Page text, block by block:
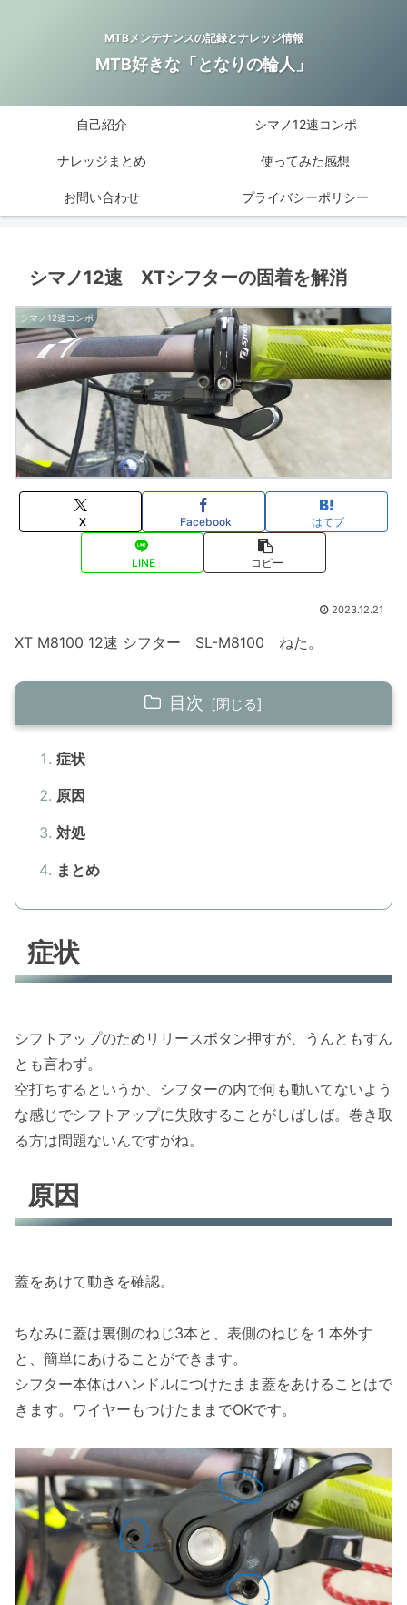
MTBメンテナンスの記録とナレッジ情報
MTB好きな「となりの輪人」
自己紹介 シマノ12速コンポ
ナレッジまとめ 使ってみた感想
お問い合わせ プライバシーポリシー
シマノ12速 XTシフターの固着を解消
シマノ12速コンポ
X Facebook はてブ
LINE コピー
2023.12.21
XT M8100 12速 シフター SL-M8100 ねた。
目次
症状
原因
対処
まとめ
症状
シフトアップのためリリースボタン押すが、うんともすん
とも言わず。
空打ちするというか、シフターの内で何も動いてないよう
な感じでシフトアップに失敗することがしばしば。巻き取
る方は問題ないんですがね。
原因
蓋をあけて動きを確認。
ちなみに蓋は裏側のねじ3本と、表側のねじを１本外す
と、簡単にあけることができます。
シフター本体はハンドルにつけたまま蓋をあけることはで
きます。ワイヤーもつけたままでOKです。